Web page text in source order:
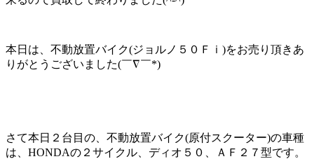
本日は、不動放置バイク(ジョルノ５０Ｆｉ)をお売り頂きあ
りがとうございました(￣∇￣*)ゞ
さて本日２台目の、不動放置バイク(原付スクーター)の車種
は、HONDAの２サイクル、ディオ５０、ＡＦ２７型です。